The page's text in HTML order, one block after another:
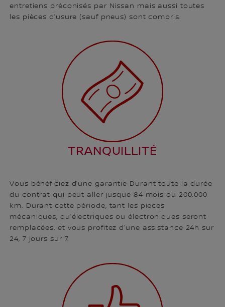
entretiens préconisés par Nissan mais aussi toutes
les pièces d’usure (sauf pneus) sont compris.
TRANQUILLITÉ
Vous bénéficiez d’une garantie Durant toute la durée
du contrat qui peut aller jusque 84 mois ou 200.000
km. Durant cette période, tant les pieces
mécaniques, qu’électriques ou électroniques seront
remplacées, et vous profitez d’une assistance 24h sur
24, 7 jours sur 7.